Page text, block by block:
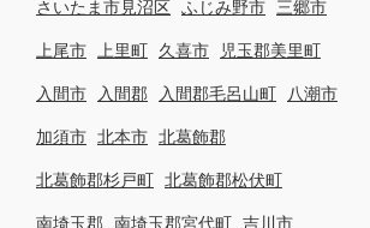
さいたま市見沼区 ふじみ野市 三郷市
上尾市 上里町 久喜市 児玉郡美里町
入間市 入間郡 入間郡毛呂山町 八潮市
加須市 北本市 北葛飾郡
北葛飾郡杉戸町 北葛飾郡松伏町
南埼玉郡 南埼玉郡宮代町 吉川市